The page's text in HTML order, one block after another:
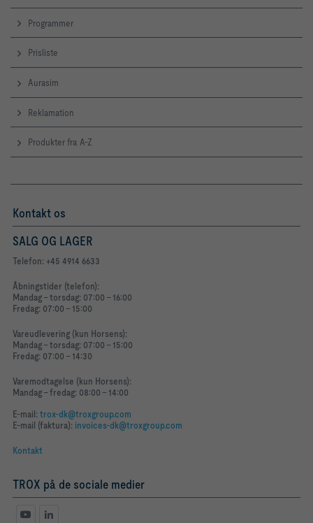
Programmer
Prisliste
Aurasim
Reklamation
Produkter fra A-Z
Kontakt os
SALG OG LAGER
Telefon: +45 4914 6633
Åbningstider (telefon):
Mandag - torsdag: 07:00 - 16:00
Fredag: 07:00 - 15:00
Vareudlevering (kun Horsens):
Mandag - torsdag: 07:00 - 15:00
Fredag: 07:00 - 14:30
Varemodtagelse (kun Horsens):
Mandag - fredag: 08:00 - 14:00
E-mail: trox-dk@troxgroup.com
E-mail (faktura): invoices-dk@troxgroup.com
Kontakt
TROX på de sociale medier